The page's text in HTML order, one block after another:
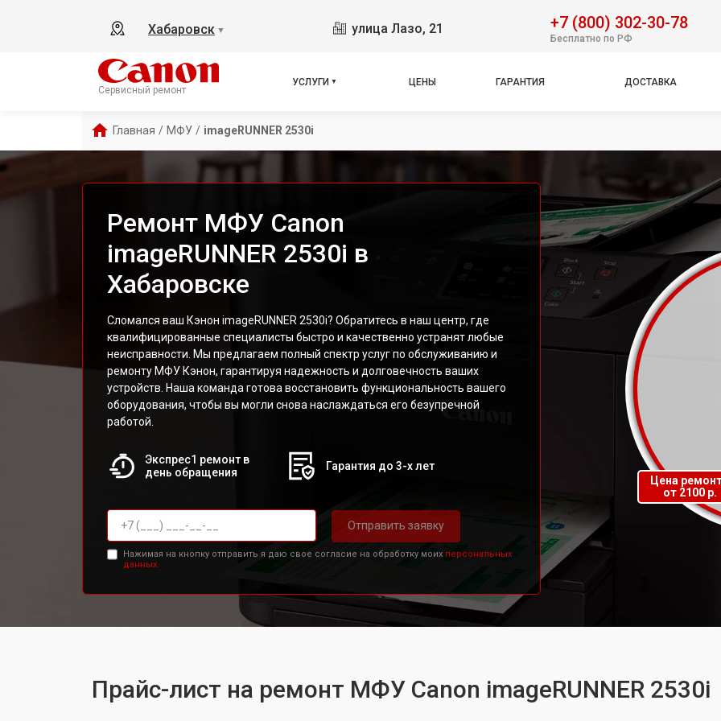
Хабаровск ▼ улица Лазо, 21 +7 (800) 302-30-78
Бесплатно по РФ
Сервисный ремонт
УСЛУГИ ЦЕНЫ ГАРАНТИЯ ДОСТАВКА
Главная / МФУ / imageRUNNER 2530i
Ремонт МФУ Canon
imageRUNNER 2530i в
Хабаровске
Сломался ваш Кэнон imageRUNNER 2530i? Обратитесь в наш центр, где
квалифицированные специалисты быстро и качественно устранят любые
неисправности. Мы предлагаем полный спектр услуг по обслуживанию и
ремонту МФУ Кэнон, гарантируя надежность и долговечность ваших
устройств. Наша команда готова восстановить функциональность вашего
оборудования, чтобы вы могли снова наслаждаться его безупречной
работой.
Экспрес1 ремонт в
день обращения
Гарантия до 3-х лет
Отправить заявку
Нажимая на кнопку отправить я даю свое согласие на обработку моих персональных
данных.
Цена
от 2100 р.
Прайс-лист на ремонт МФУ Canon imageRUNNER 2530i